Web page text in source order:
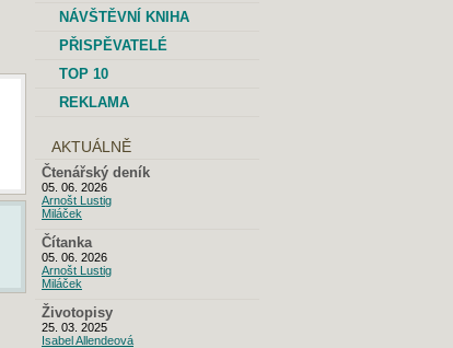
NÁVŠTĚVNÍ KNIHA
PŘISPĚVATELÉ
TOP 10
REKLAMA
AKTUÁLNĚ
Čtenářský deník
05. 06. 2026
Arnošt Lustig
Miláček
Čítanka
05. 06. 2026
Arnošt Lustig
Miláček
Životopisy
25. 03. 2025
Isabel Allendeová